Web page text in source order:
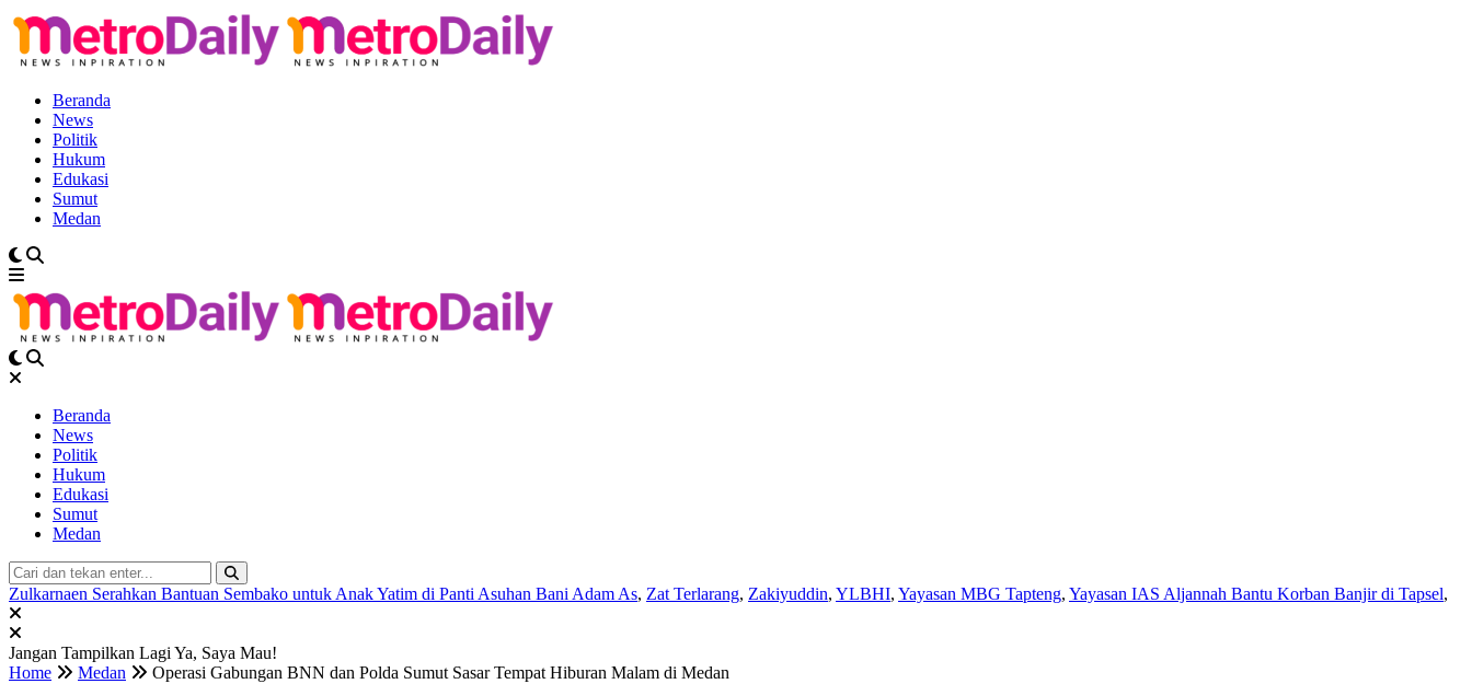
Beranda
News
Politik
Hukum
Edukasi
Sumut
Medan
Beranda
News
Politik
Hukum
Edukasi
Sumut
Medan
Zulkarnaen Serahkan Bantuan Sembako untuk Anak Yatim di Panti Asuhan Bani Adam As, Zat Terlarang, Zakiyuddin, YLBHI, Yayasan MBG Tapteng, Yayasan IAS Aljannah Bantu Korban Banjir di Tapsel,
Jangan Tampilkan Lagi Ya, Saya Mau!
Home
Medan Operasi Gabungan BNN dan Polda Sumut Sasar Tempat Hiburan Malam di Medan